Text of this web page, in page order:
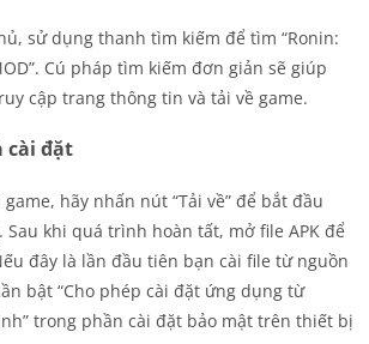
sử dụng thanh tìm kiếm để tìm “Ronin:
Cú pháp tìm kiếm đơn giản sẽ giúp
cập trang thông tin và tải về game.
cài đặt
hãy nhấn nút “Tải về” để bắt đầu
khi quá trình hoàn tất, mở file APK để
đây là lần đầu tiên bạn cài file từ nguồn
bật “Cho phép cài đặt ứng dụng từ
trong phần cài đặt bảo mật trên thiết bị